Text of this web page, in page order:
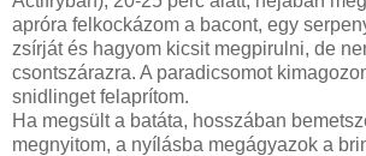
apróra felkockázom a bacont, egy
zsírját és hagyom kicsit megpirulni, de
csontszárazra. A paradicsomot
snidlinget felaprítom.
Ha megsült a batáta, hosszában
megnyitom, a nyílásba megágyazok a